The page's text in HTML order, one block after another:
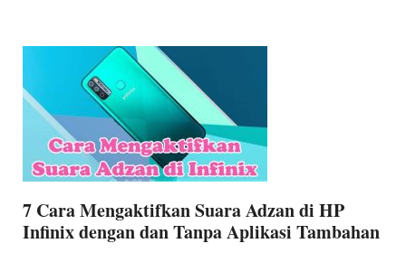
7 Cara Mengaktifkan Suara Adzan di HP
Infinix dengan dan Tanpa Aplikasi Tambahan